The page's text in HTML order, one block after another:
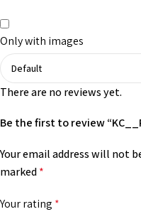
Only with images
There are no reviews yet.
Be the first to review
Your email address will not
marked*
Your rating *